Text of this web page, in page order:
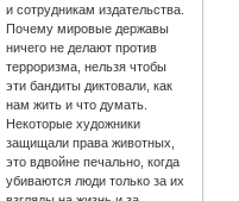
и сотрудникам издательства.
Почему мировые державы
ничего не делают против
терроризма, нельзя чтобы
эти бандиты диктовали, как
нам жить и что думать.
Некоторые художники
защищали права животных,
это вдвойне печально, когда
убиваются люди только за их